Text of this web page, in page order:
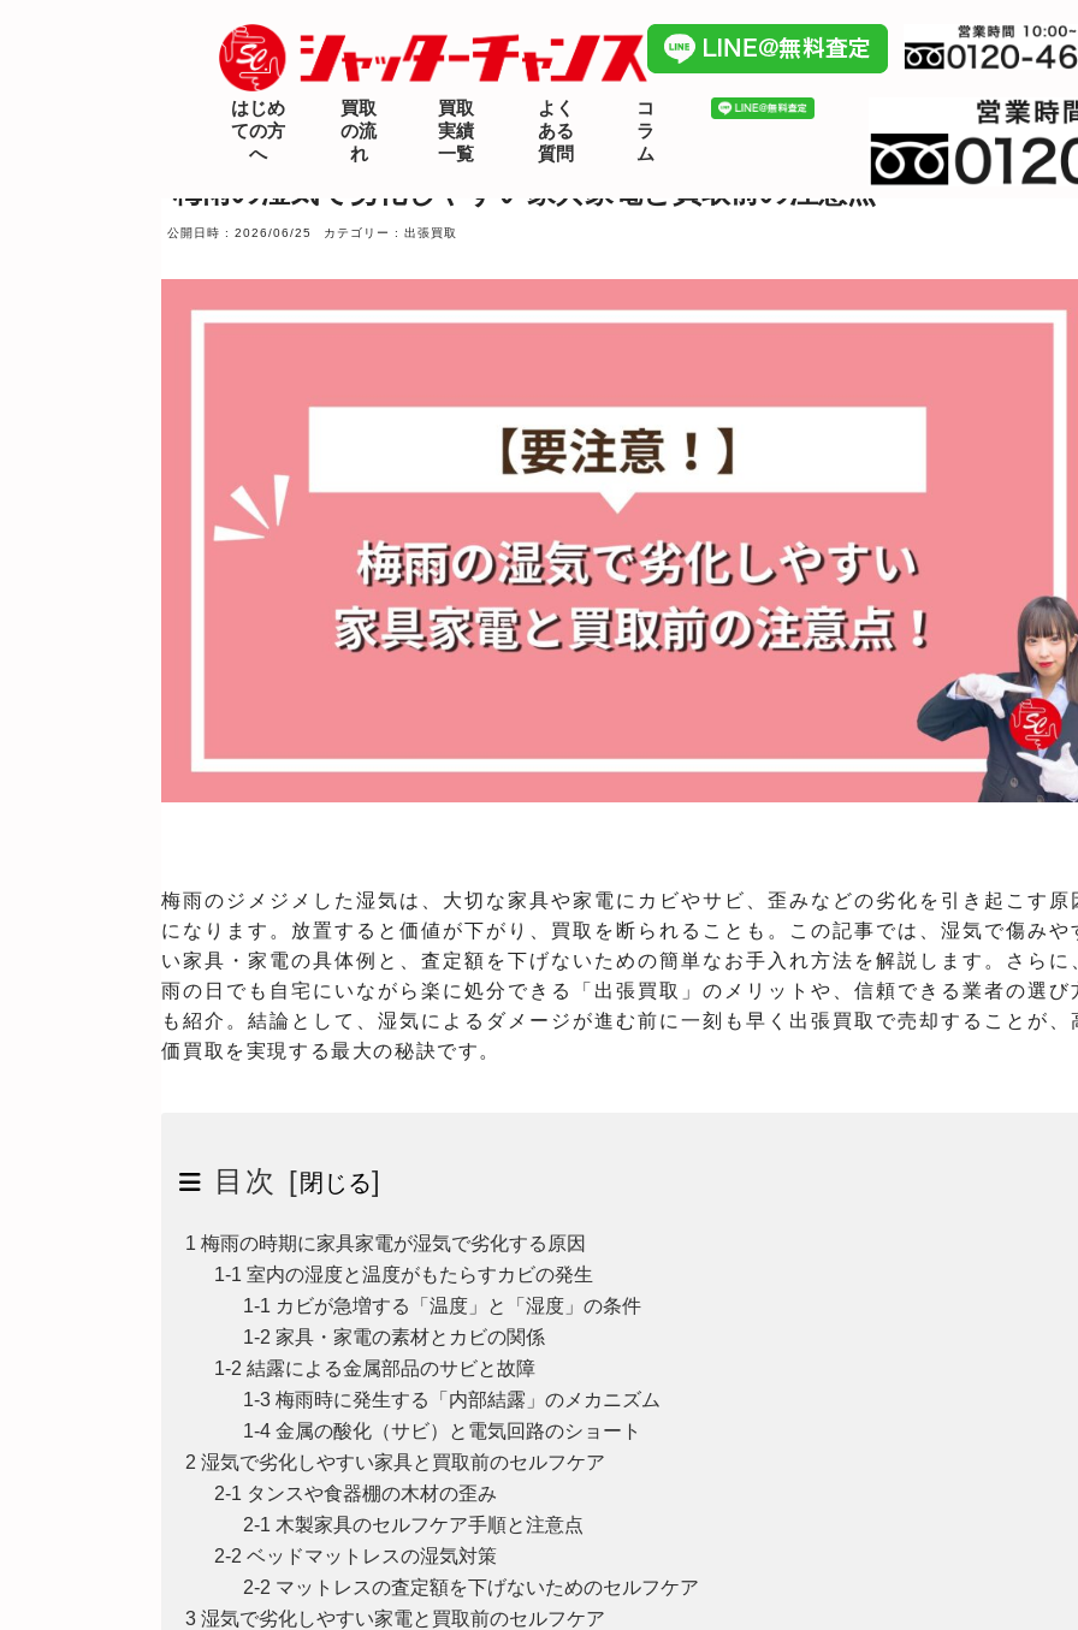
はじめ
ての方
へ
買取
の流
れ
買取
実績
一覧
よく
ある
質問
コ
ラ
ム
梅雨の湿気で劣化しやすい家具家電と買取前の注意点
公開日時 : 2026/06/25 カテゴリー : 出張買取
梅雨のジメジメした湿気は、大切な家具や家電にカビやサビ、歪みなどの劣化を引き起こす原
になります。放置すると価値が下がり、買取を断られることも。この記事では、湿気で傷みや
い家具・家電の具体例と、査定額を下げないための簡単なお手入れ方法を解説します。さらに
雨の日でも自宅にいながら楽に処分できる「出張買取」のメリットや、信頼できる業者の選び
も紹介。結論として、湿気によるダメージが進む前に一刻も早く出張買取で売却することが、
価買取を実現する最大の秘訣です。
目次 [閉じる]
1 梅雨の時期に家具家電が湿気で劣化する原因
1-1 室内の湿度と温度がもたらすカビの発生
1-1 カビが急増する「温度」と「湿度」の条件
1-2 家具・家電の素材とカビの関係
1-2 結露による金属部品のサビと故障
1-3 梅雨時に発生する「内部結露」のメカニズム
1-4 金属の酸化（サビ）と電気回路のショート
2 湿気で劣化しやすい家具と買取前のセルフケア
2-1 タンスや食器棚の木材の歪み
2-1 木製家具のセルフケア手順と注意点
2-2 ベッドマットレスの湿気対策
2-2 マットレスの査定額を下げないためのセルフケア
3 湿気で劣化しやすい家電と買取前のセルフケア